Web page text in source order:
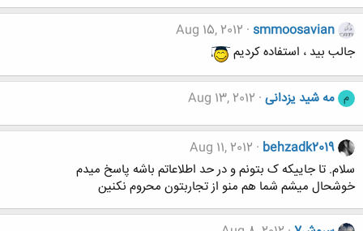
smmoosavian
Aug 15, 2012
جالب بید ، استفاده کردیم
م مه شید یزدانی Aug 13, 2012
behzadk2019
Aug 11, 2012
سلام. تا جاییکه ک بتونم و در حد اطلاعاتم باشه پاسخ میدم
خوشحال میشم شما هم منو از تجاربتون محروم نکنین